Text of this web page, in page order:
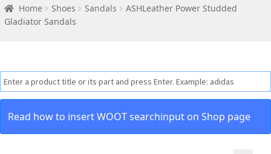
Home Shoes Sandals
ASHLeather Power Studded
Gladiator Sandals
Read how to insert WOOT searchinput on Shop page